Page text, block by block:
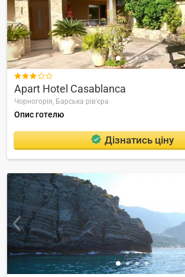

Apart Hotel Casablanca
Чорногорія, Барська рів'єра
Опис готелю
Дізнатись ціну